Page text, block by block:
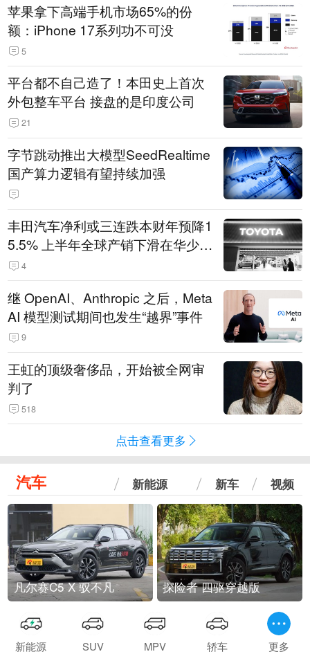
苹果拿下高端手机市场65%的份
额：iPhone 17系列功不可没
5
平台都不自己造了！本田史上首次
外包整车平台 接盘的是印度公司
21
字节跳动推出大模型SeedRealtime
国产算力逻辑有望持续加强
丰田汽车净利或三连跌本财年预降1
5.5% 上半年全球产销下滑在华少卖
14.3万辆
4
继 OpenAI、Anthropic 之后，Meta
AI 模型测试期间也发生“越界”事件
9
王虹的顶级奢侈品，开始被全网审
判了
518
点击查看更多
汽车 新能源 新车 视频
凡尔赛C5 X 驭不凡 探险者 四驱穿越版
新能源 SUV MPV 轿车 更多